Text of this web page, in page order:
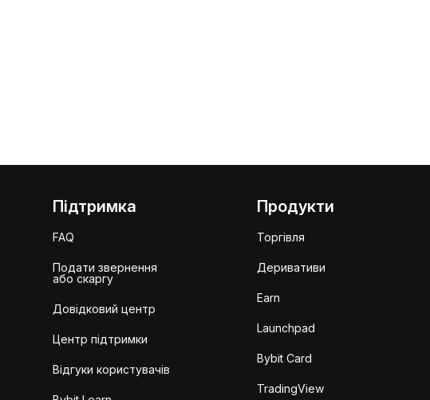
Підтримка
FAQ
Подати звернення
або скаргу
Довідковий центр
Центр підтримки
Відгуки користувачів
Продукти
Торгівля
Деривативи
Earn
Launchpad
Bybit Card
TradingView